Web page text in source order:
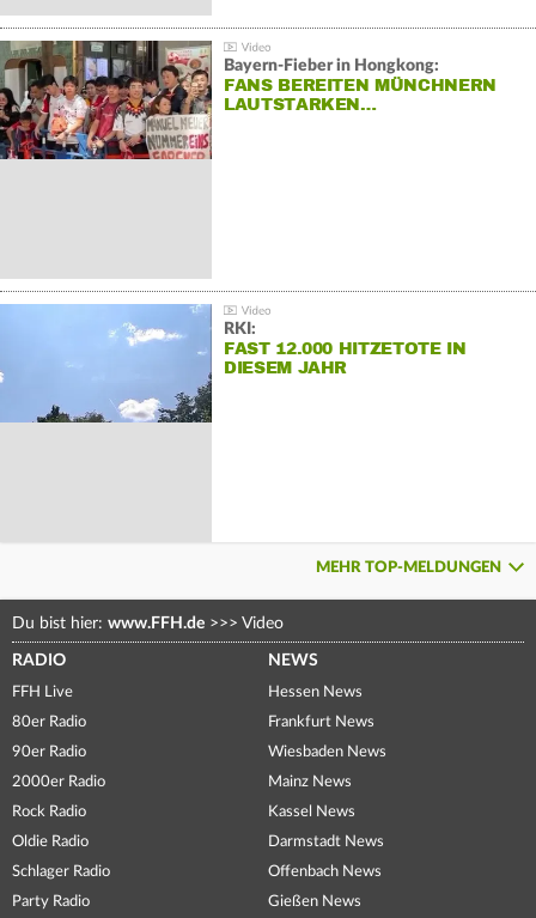
Bayern-Fieber in Hongkong:
FANS BEREITEN MÜNCHNERN
LAUTSTARKEN…
RKI:
FAST 12.000 HITZETOTE IN
DIESEM JAHR
MEHR TOP-MELDUNGEN
Du bist hier: www.FFH.de >>> Video
RADIO
FFH Live
80er Radio
90er Radio
2000er Radio
Rock Radio
Oldie Radio
Schlager Radio
Party Radio
NEWS
Hessen News
Frankfurt News
Wiesbaden News
Mainz News
Kassel News
Darmstadt News
Offenbach News
Gießen News